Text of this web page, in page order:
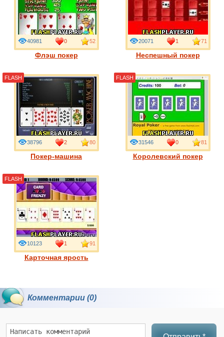
Флэш покер
40981 0 52
Неспешный покер
20071 1 71
Покер-машина
38796 2 80
FLASH
Королевский покер
31546 0 81
FLASH
Карточная ярость
10123 1 91
FLASH
Комментарии (0)